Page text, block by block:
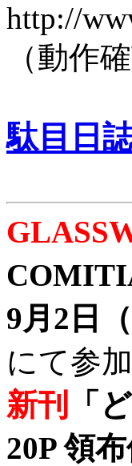
http://
（動作
駄目日
9月2日
にて参
新刊
「
20P 領